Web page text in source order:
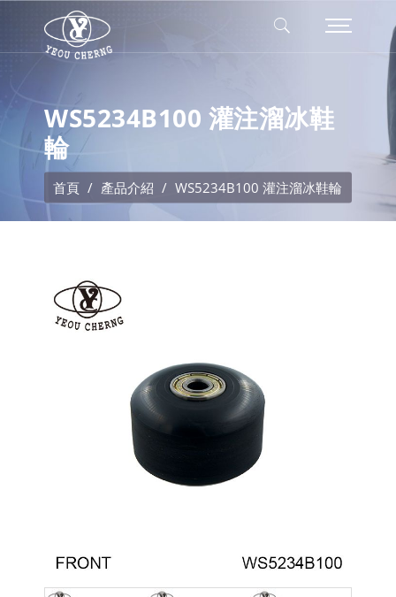
WS5234B100 灌注溜冰鞋
輪
首頁 產品介紹 WS5234B100 灌注溜冰鞋輪